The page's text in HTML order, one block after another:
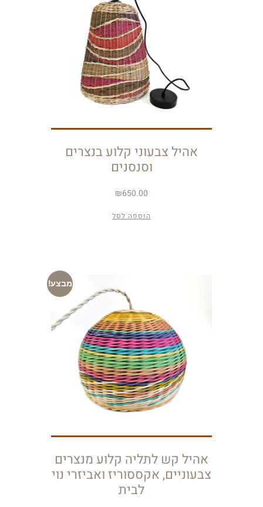
אהיל צבעוני קלוע בנצרים
וסנסנים
₪650.00
הוספה לסל
מבצע!
אהיל קש לתליה קלוע מנצרים
צבעוניים, אקססוריז ואביזרי נוי
לבית